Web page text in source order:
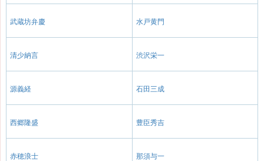
武蔵坊弁慶 水戸黄門
清少納言 渋沢栄一
源義経 石田三成
西郷隆盛 豊臣秀吉
赤穂浪士 那須与一